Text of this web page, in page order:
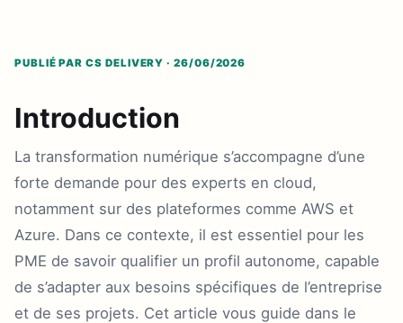
PUBLIÉ PAR CS DELIVERY · 26/06/2026
Introduction
La transformation numérique s’accompagne d’une
forte demande pour des experts en cloud,
notamment sur des plateformes comme AWS et
Azure. Dans ce contexte, il est essentiel pour les
PME de savoir qualifier un profil autonome, capable
de s’adapter aux besoins spécifiques de l’entreprise
et de ses projets. Cet article vous guide dans le